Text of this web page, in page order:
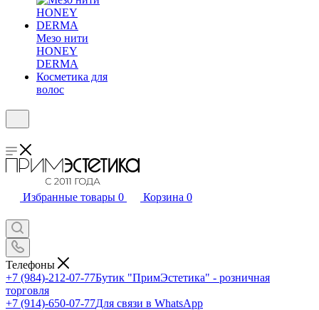
Мезо нити
HONEY
DERMA
Косметика для
волос
Избранные товары 0 Корзина 0
Телефоны
+7 (984)-212-07-77Бутик "ПримЭстетика" - розничная
торговля
+7 (914)-650-07-77Для связи в WhatsApp